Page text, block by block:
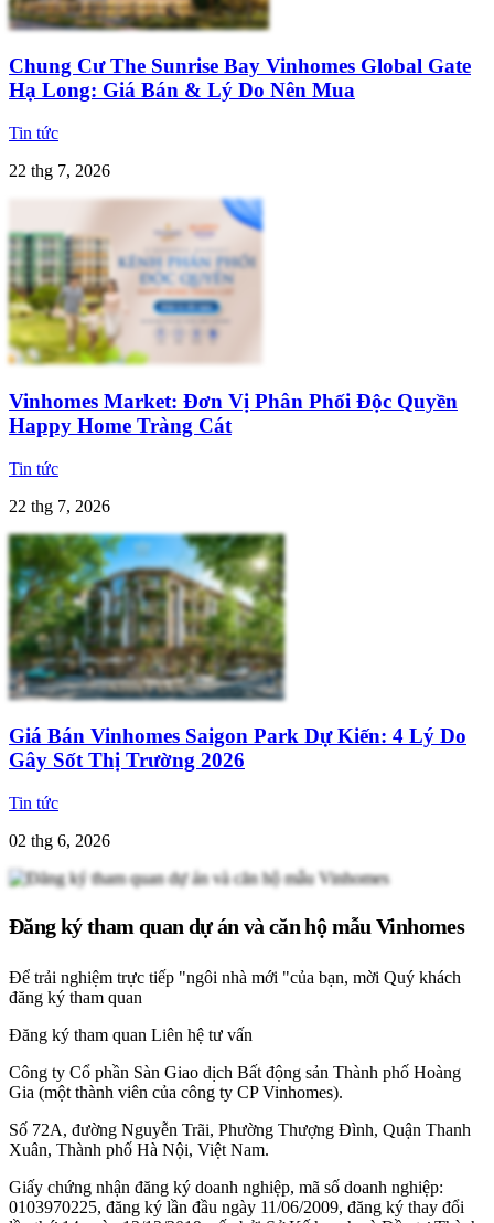
Chung Cư The Sunrise Bay Vinhomes Global Gate
Hạ Long: Giá Bán & Lý Do Nên Mua
Tin tức
22 thg 7, 2026
Vinhomes Market: Đơn Vị Phân Phối Độc Quyền
Happy Home Tràng Cát
Tin tức
22 thg 7, 2026
Giá Bán Vinhomes Saigon Park Dự Kiến: 4 Lý Do
Gây Sốt Thị Trường 2026
Tin tức
02 thg 6, 2026
Đăng ký tham quan dự án và căn hộ mẫu Vinhomes
Để trải nghiệm trực tiếp "ngôi nhà mới "của bạn, mời Quý khách
đăng ký tham quan
Đăng ký tham quan Liên hệ tư vấn
Công ty Cổ phần Sàn Giao dịch Bất động sản Thành phố Hoàng
Gia (một thành viên của công ty CP Vinhomes).
Số 72A, đường Nguyễn Trãi, Phường Thượng Đình, Quận Thanh
Xuân, Thành phố Hà Nội, Việt Nam.
Giấy chứng nhận đăng ký doanh nghiệp, mã số doanh nghiệp:
0103970225, đăng ký lần đầu ngày 11/06/2009, đăng ký thay đổi